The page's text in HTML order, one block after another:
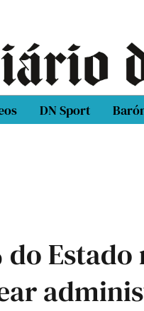
DN Sport
Estado